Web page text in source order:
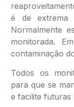
é de extrema
Normalmente
monitorada.
contaminação
Todos os
para que se
e facilite futuras